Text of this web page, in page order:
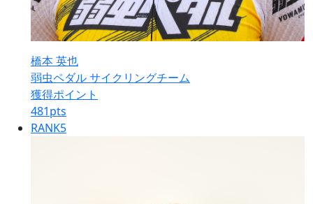
橋本 英也
弱虫ペダル サイクリングチーム
獲得ポイント
481pts
RANK5